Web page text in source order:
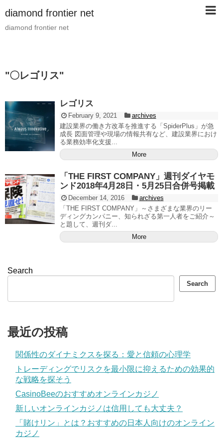
diamond frontier net
diamond frontier net
"〇レゴリス"
レゴリス
February 9, 2021
archives
建設業界の働き方改革を推進する「SpiderPlus」が急
成長 図面管理や現場の情報共有など、建設業界におけ
る業務効率化支援...
More
「THE FIRST COMPANY」週刊ダイヤモ
ンド2018年4月28日・5月25日合併号掲載
December 14, 2016
archives
「THE FIRST COMPANY」～さまざまな業界のリー
ディングカンパニー、知られざる第一人者をご紹介～
と題して、週刊ダ...
More
Search
Search
最近の投稿
関係性のダイナミクスを探る：愛と信頼の心理学
トレーディングでリスクを最小限に抑えるための効果的
な戦略を探そう
CasinoBeeのおすすめオンラインカジノ
新しいオンラインカジノは信用しても大丈夫？
「賭けリン」とは？おすすめの日本人向けのオンライン
カジノ